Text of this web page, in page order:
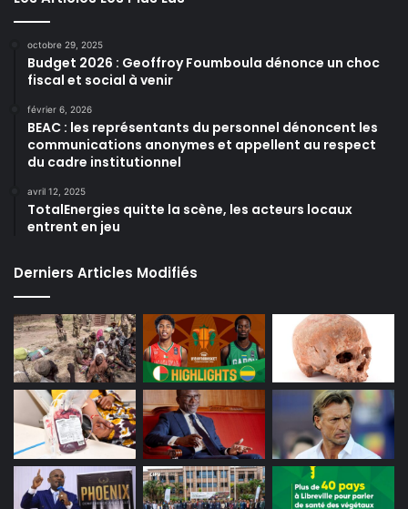
octobre 29, 2025
Budget 2026 : Geoffroy Foumboula dénonce un choc
fiscal et social à venir
février 6, 2026
BEAC : les représentants du personnel dénoncent les
communications anonymes et appellent au respect
du cadre institutionnel
avril 12, 2025
TotalEnergies quitte la scène, les acteurs locaux
entrent en jeu
Derniers Articles Modifiés